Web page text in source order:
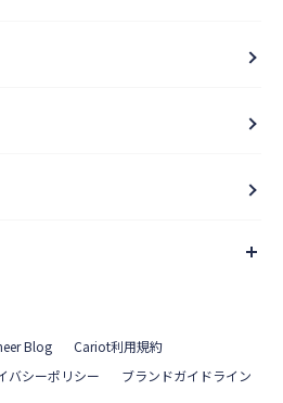
Blog
Cariot利用規約
バシーポリシー ブランドガイドライン